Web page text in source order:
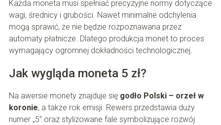
Każda moneta musi spełniać precyzyjne normy dotyczące
wagi, średnicy i grubości. Nawet minimalne odchylenia
mogą sprawić, że nie będzie rozpoznawana przez
automaty płatnicze. Dlatego produkcja monet to proces
wymagający ogromnej dokładności technologicznej.
Jak wygląda moneta 5 zł?
Na awersie monety znajduje się godło Polski – orzeł w
koronie, a także rok emisji. Rewers przedstawia duży
numer „5” oraz stylizowane fale symbolizujące rozwój